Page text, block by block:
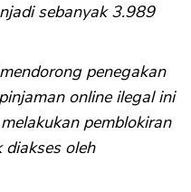
sebanyak 3.989
penegakan
online ilegal ini
pemblokiran
oleh